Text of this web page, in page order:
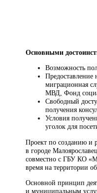
Основными
Возможность
Предоставление
миграционная
МВД, Фонд
Свободный
получения
Условия
уголок для
Проект по созданию и
в городе
совместно с ГБУ КО
время на территории
Основной принцип
и муниципальным